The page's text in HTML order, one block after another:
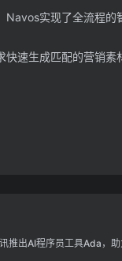
实现了全流程的
快速生成匹配的营销素
推出AI程序员工具Ada，